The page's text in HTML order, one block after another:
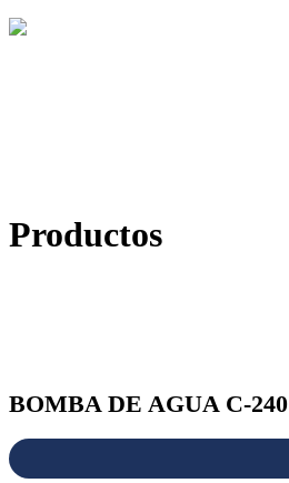
Productos
BOMBA DE AGUA C-240